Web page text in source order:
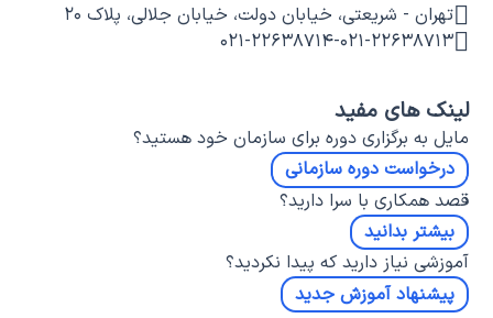
تهران - شریعتی، خیابان دولت، خیابان جلالی، پلاک ۲۰
۰۲۱-۲۲۶۳۸۷۱۳-۰۲۱-۲۲۶۳۸۷۱۴
لینک های مفید
مایل به برگزاری دوره برای سازمان خود هستید؟
درخواست دوره سازمانی
قصد همکاری با سرا دارید؟
بیشتر بدانید
آموزشی نیاز دارید که پیدا نکردید؟
پیشنهاد آموزش جدید